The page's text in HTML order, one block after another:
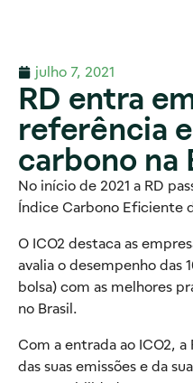
julho 7, 2021
RD entra
referência
carbono na
No início de 2021 a RD
Índice Carbono Eficiente
O ICO2 destaca as
avalia o desempenho das
bolsa) com as melhores
no Brasil.
Com a entrada ao ICO2,
das suas emissões e da